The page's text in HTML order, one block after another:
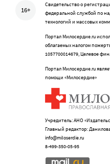
16+
Свидетельство о
федеральной службой по
технологий и массовых
Портал Милосердие.ru
облагаемых налогом
1057700014679, Целевое
Портал Милосердие.ru
помощи «Милосердие»
Учредитель: АНО
Главный редактор:
info@miloserdie.ru
8-499-350-05-95